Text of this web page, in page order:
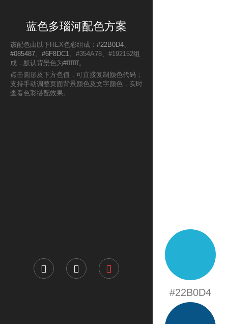
蓝色多瑙河配色方案
该配色由以下HEX色彩组成： #22B0D4、
#085487、 #6F8DC1、#354A78、#192152组
成，默认背景色为#ffffff。
点击圆形及下方色值，可直接复制颜色代码；
支持手动调整页面背景颜色及文字颜色，实时
查看色彩搭配效果。
#22B0D4